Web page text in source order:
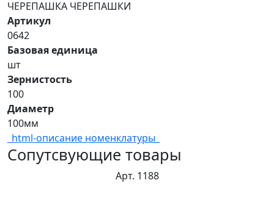
ЧЕРЕПАШКА ЧЕРЕПАШКИ
Артикул
0642
Базовая единица
шт
Зернистость
100
Диаметр
100мм
_html-описание номенклатуры_
Сопутсвующие товары
Арт. 1188